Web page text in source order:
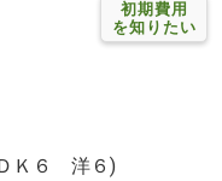
初期費用
を知りたい
Ｋ６ 洋６)